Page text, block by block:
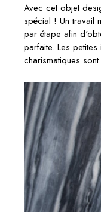
Avec cet objet
spécial ! Un travail
par étape afin
parfaite. Les
charismatiques